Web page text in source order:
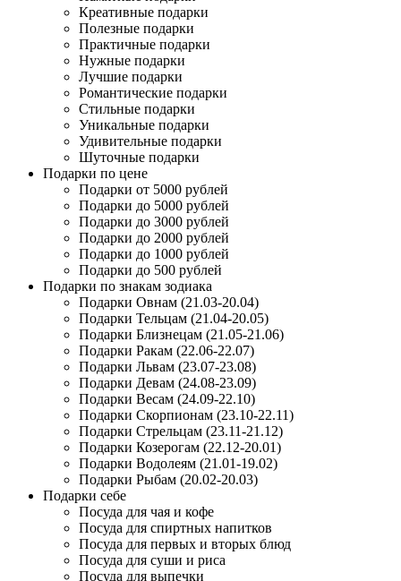
Креативные подарки
Полезные подарки
Практичные подарки
Нужные подарки
Лучшие подарки
Романтические подарки
Стильные подарки
Уникальные подарки
Удивительные подарки
Шуточные подарки
Подарки по цене
Подарки от 5000 рублей
Подарки до 5000 рублей
Подарки до 3000 рублей
Подарки до 2000 рублей
Подарки до 1000 рублей
Подарки до 500 рублей
Подарки по знакам зодиака
Подарки Овнам (21.03-20.04)
Подарки Тельцам (21.04-20.05)
Подарки Близнецам (21.05-21.06)
Подарки Ракам (22.06-22.07)
Подарки Львам (23.07-23.08)
Подарки Девам (24.08-23.09)
Подарки Весам (24.09-22.10)
Подарки Скорпионам (23.10-22.11)
Подарки Стрельцам (23.11-21.12)
Подарки Козерогам (22.12-20.01)
Подарки Водолеям (21.01-19.02)
Подарки Рыбам (20.02-20.03)
Подарки себе
Посуда для чая и кофе
Посуда для спиртных напитков
Посуда для первых и вторых блюд
Посуда для суши и риса
Посуда для выпечки